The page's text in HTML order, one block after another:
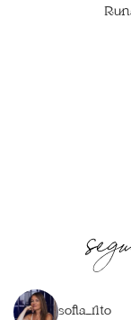
sofia_rito